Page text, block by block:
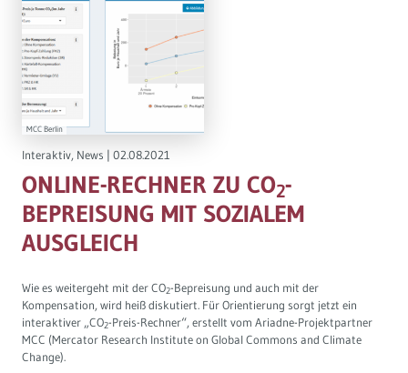
MCC Berlin
Interaktiv, News | 02.08.2021
ONLINE-RECHNER ZU CO2-
BEPREISUNG MIT SOZIALEM
AUSGLEICH
Wie es weitergeht mit der CO2-Bepreisung und auch mit der
Kompensation, wird heiß diskutiert. Für Orientierung sorgt jetzt ein
interaktiver „CO2-Preis-Rechner“, erstellt vom Ariadne-Projektpartner
MCC (Mercator Research Institute on Global Commons and Climate
Change).